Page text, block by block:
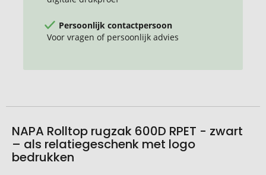
Persoonlijk contactpersoon
Voor vragen of persoonlijk advies
NAPA Rolltop rugzak 600D RPET - zwart
– als relatiegeschenk met logo
bedrukken